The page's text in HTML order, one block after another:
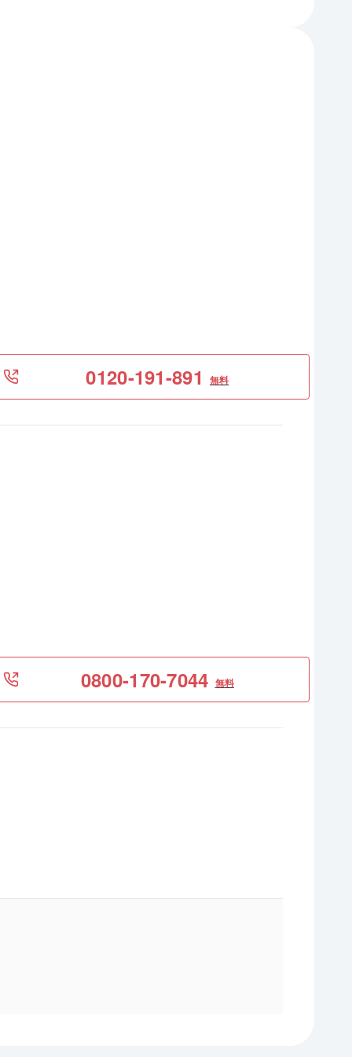
0120-191-891 無料
0800-170-7044 無料